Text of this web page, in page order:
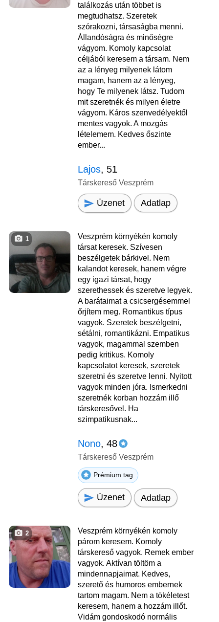
találkozás után többet is
megtudhatsz. Szeretek
szórakozni, társaságba menni.
Állandóságra és minőségre
vágyom. Komoly kapcsolat
céljából keresem a társam. Nem
az a lényeg milyenek látom
magam, hanem az a lényeg,
hogy Te milyenek látsz. Tudom
mit szeretnék és milyen életre
vágyom. Káros szenvedélyektől
mentes vagyok. A mozgás
lételemem. Kedves őszinte
ember...
Lajos, 51
Társkereső Veszprém
Üzenet Adatlap
1
Veszprém környékén komoly
társat keresek. Szívesen
beszélgetek bárkivel. Nem
kalandot keresek, hanem végre
egy igazi társat, hogy
szerethessek és szeretve legyek.
A barátaimat a csicsergésemmel
őrjítem meg. Romantikus típus
vagyok. Szeretek beszélgetni,
sétálni, romantikázni. Empatikus
vagyok, magammal szemben
pedig kritikus. Komoly
kapcsolatot keresek, szeretek
szeretni és szeretve lenni. Nyitott
vagyok minden jóra. Ismerkedni
szeretnék korban hozzám illő
társkeresővel. Ha
szimpatikusnak...
Nono, 48
Társkereső Veszprém
Prémium tag
Üzenet Adatlap
2
Veszprém környékén komoly
párom keresem. Komoly
társkereső vagyok. Remek ember
vagyok. Aktívan töltöm a
mindennapjaimat. Kedves,
szerető és humoros embernek
tartom magam. Nem a tökéletest
keresem, hanem a hozzám illőt.
Vidám gondoskodó normális